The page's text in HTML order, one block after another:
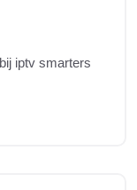
iptv smarters